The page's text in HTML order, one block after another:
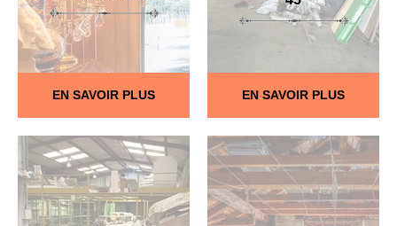
EN SAVOIR PLUS EN SAVOIR PLUS